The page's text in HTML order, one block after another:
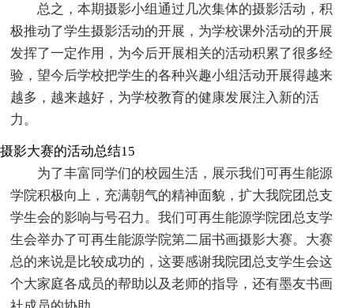
总之，本期摄影小组通过几次集体的摄影活动，积
极推动了学生摄影活动的开展，为学校课外活动的开展
发挥了一定作用，为今后开展相关的活动积累了很多经
验，望今后学校把学生的各种兴趣小组活动开展得越来
越多，越来越好，为学校教育的健康发展注入新的活
力。
摄影大赛的活动总结15
为了丰富同学们的校园生活，展示我们可再生能源
学院积极向上，充满朝气的精神面貌，扩大我院团总支
学生会的影响与号召力。我们可再生能源学院团总支学
生会举办了可再生能源学院第二届书画摄影大赛。大赛
总的来说是比较成功的，这要感谢我院团总支学生会这
个大家庭各成员的帮助以及老师的指导，还有墨友书画